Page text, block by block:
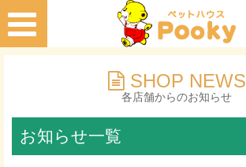
SHOP NEWS
各店舗からのお知らせ
お知らせ一覧